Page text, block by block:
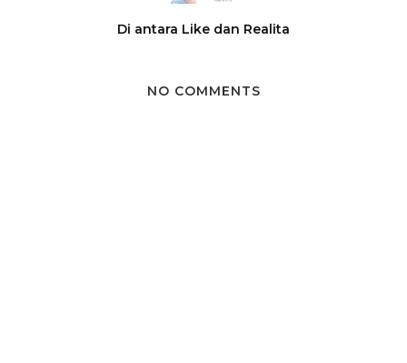
Di antara Like dan Realita
NO COMMENTS